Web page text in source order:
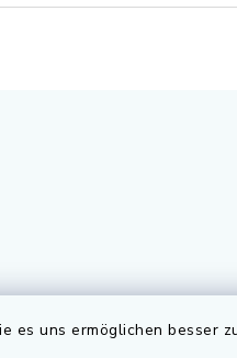
es uns ermöglichen